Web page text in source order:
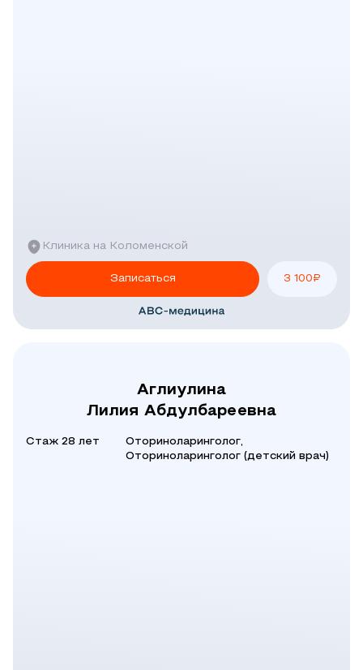
Клиника на Коломенской
Записаться 3 100₽
Аглиулина
Лилия Абдулбареевна
Стаж 28 лет
Оториноларинголог,
Оториноларинголог (детский врач)